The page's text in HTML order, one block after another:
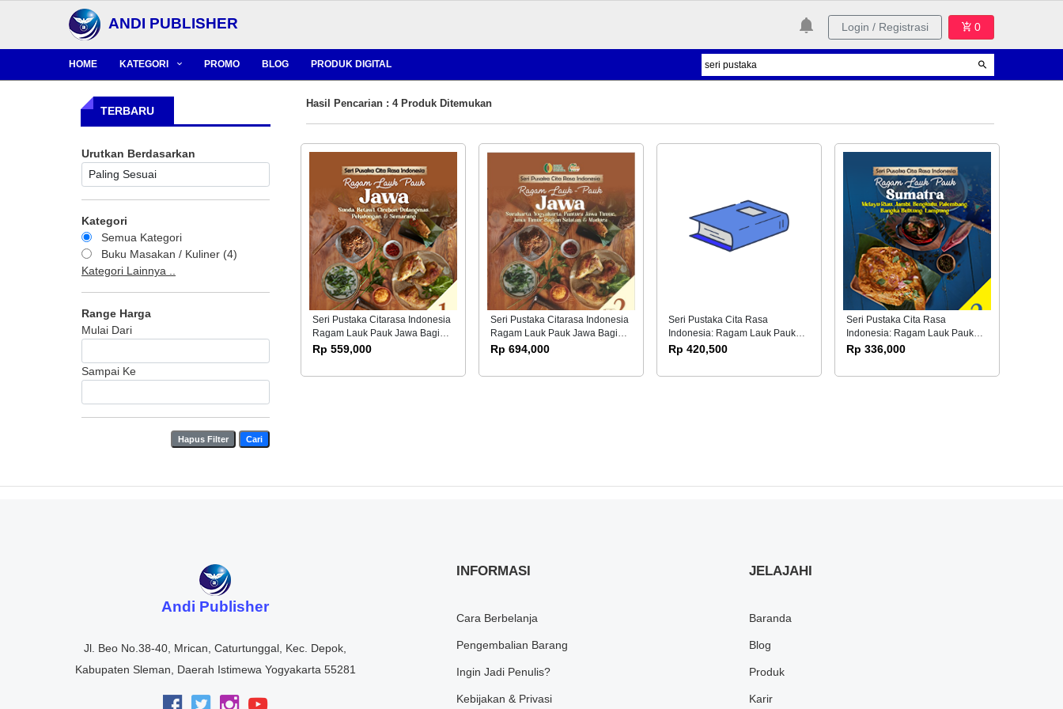
ANDI PUBLISHER Login / Registrasi 0
HOME KATEGORI PROMO BLOG PRODUK DIGITAL
TERBARU
Urutkan Berdasarkan
Kategori
Semua Kategori
Buku Masakan / Kuliner (4)
Kategori Lainnya ..
Range Harga
Mulai Dari
Sampai Ke
Cari
Hapus Filter
Hasil Pencarian : 4 Produk Ditemukan
Seri Pustaka Citarasa Indonesia
Ragam Lauk Pauk Jawa Bagian
1 (Sunda, Betawi, Cirebon,
Rp 559,000
Seri Pustaka Citarasa Indonesia
Ragam Lauk Pauk Jawa Bagian
2 (Surakarta, Yogyakarta,
Rp 694,000
Seri Pustaka Cita Rasa
Indonesia: Ragam Lauk Pauk
Sumatera Bagian 1 (Aceh,
Rp 420,500
Seri Pustaka Cita Rasa
Indonesia: Ragam Lauk Pauk
Sumatera Bagian 2 (Melayu-
Rp 336,000
Andi Publisher
Jl. Beo No.38-40, Mrican, Caturtunggal, Kec. Depok,
Kabupaten Sleman, Daerah Istimewa Yogyakarta 55281
INFORMASI
Cara Berbelanja
Pengembalian Barang
Ingin Jadi Penulis?
Kebijakan & Privasi
JELAJAHI
Baranda
Blog
Produk
Karir